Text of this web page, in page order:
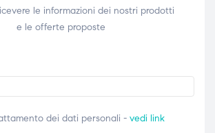
le informazioni dei nostri prodotti
e le offerte proposte
dei dati personali - vedi link